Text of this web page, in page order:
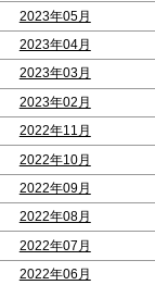
2023年05月
2023年04月
2023年03月
2023年02月
2022年11月
2022年10月
2022年09月
2022年08月
2022年07月
2022年06月